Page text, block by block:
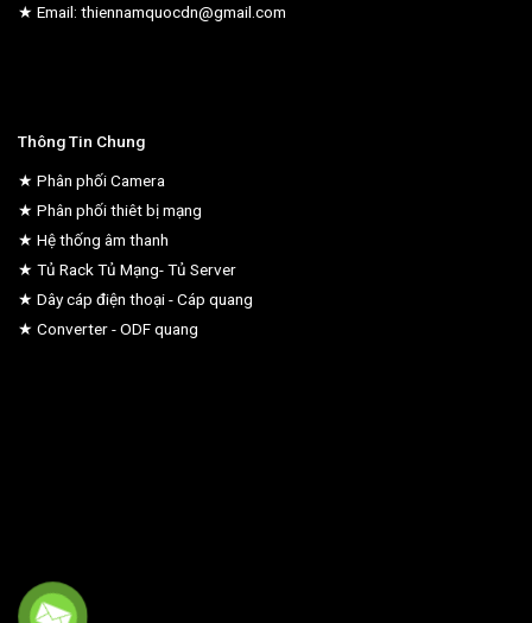
★ Email: thiennamquocdn@gmail.com
Thông Tin Chung
★ Phân phối Camera
★ Phân phối thiêt bị mạng
★ Hệ thống âm thanh
★ Tủ Rack Tủ Mạng- Tủ Server
★ Dây cáp điện thoại - Cáp quang
★ Converter - ODF quang